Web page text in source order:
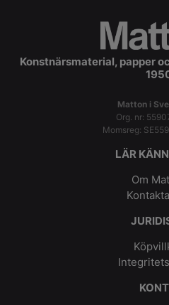
Konstnärsmaterial, papper
Matton i
Org. nr:
Momsreg:
LÄR
Om